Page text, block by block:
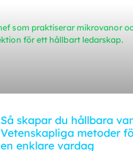
Så skapar du hållbara
Vetenskapliga metoder
en enklare vardag